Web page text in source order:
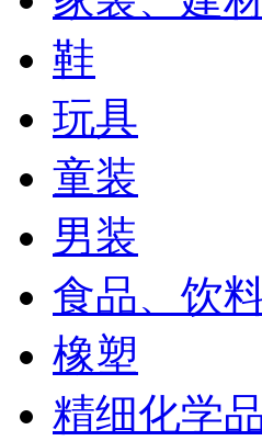
鞋
玩具
童装
男装
食品、饮
橡塑
精细化学